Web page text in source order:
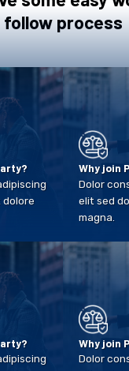
follow process
dolore
Why join
Dolor
elit sed
magna.
Why join
Dolor